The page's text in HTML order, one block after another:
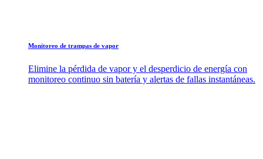
Monitoreo de trampas de vapor
Elimine la pérdida de vapor y el desperdicio de energía con
monitoreo continuo sin batería y alertas de fallas instantáneas.